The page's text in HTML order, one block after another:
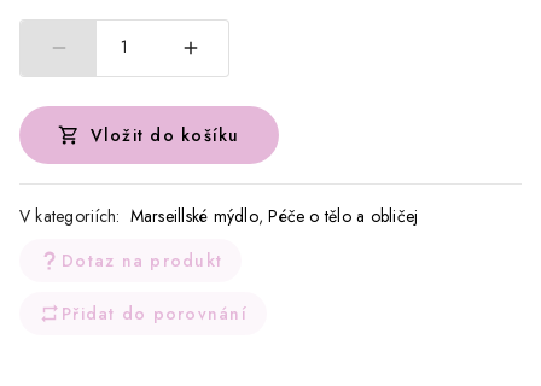
1
Vložit do košíku
V kategoriích: Marseillské mýdlo,Péče o tělo a obličej
Dotaz na produkt
Přidat do porovnání